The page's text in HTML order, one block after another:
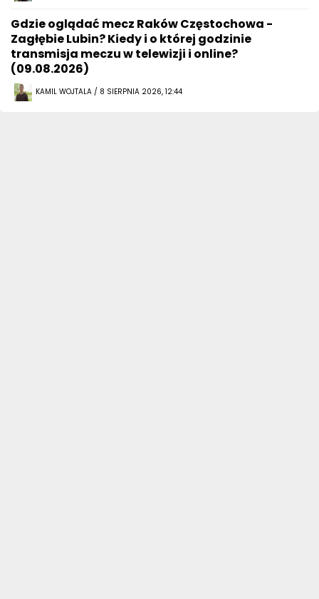
Gdzie oglądać mecz Raków Częstochowa -
Zagłębie Lubin? Kiedy i o której godzinie
transmisja meczu w telewizji i online?
(09.08.2026)
KAMIL WOJTALA / 8 SIERPNIA 2026, 12:44